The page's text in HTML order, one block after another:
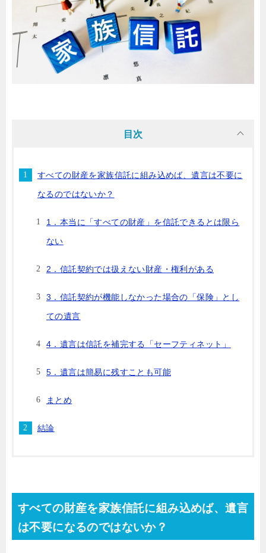
目次
すべての財産を家族信託に組み込めば、遺言は不要に
なるのではないか？
1．本当に「すべての財産」を信託できるとは限ら
ない
2．信託契約では扱えない財産・権利がある
3．信託契約が機能しなかった場合の「保険」とし
ての遺言
4．遺言は信託を補完する「セーフティネット」
5．遺言は簡易に残すことも可能
まとめ
結論
すべての財産を家族信託に組み込めば、遺言
は不要になるのではないか？